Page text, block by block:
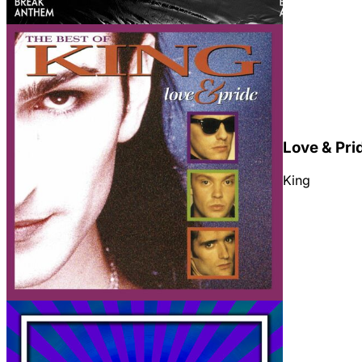
Love &
King
¡Inserta el reproductor de Sintoniza Radio
ORIENTACIÓN
TEMA